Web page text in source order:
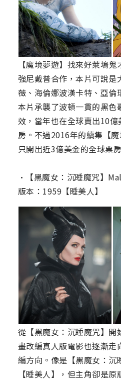
【魔境夢遊】找來好萊塢
強尼戴普合作，本片可說是
薇、海倫娜波漢卡特、亞倫
本片承襲了波頓一貫的黑色
效，當年也在全球賣出10
房。不過2016年的續集【
只開出近3億美金的全球票
•【黑魔女：沉睡魔咒】
版本：1959【睡美人】
從【黑魔女：沉睡魔咒】開
畫改編真人版電影也逐漸走
編方向。像是【黑魔女：沉
【睡美人】，但主角卻是